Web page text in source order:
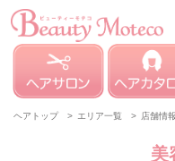
ヘアトップ > エリア一覧 > 店舗情報
美